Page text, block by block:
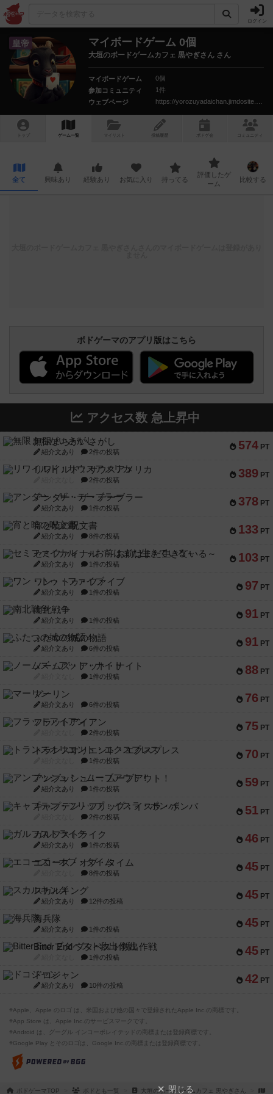
ログイン
皇帝 マイボードゲーム 0個
大垣のボードゲームカフェ 黒やぎさん さん
マイボードゲーム
0個
参加コミュニティ
1件
ウェブページ
トップ ゲーム一覧 マイリスト 投稿履歴 ボ ドゲ コミュニティ
全て 興味あり 経験あり お気に入り 持ってる
評価したゲ
ーム
比較する
ボドゲーマのアプリ版はこちら
アクセス数 急上昇中
574 PT
無限まちがいさがし
紹介文あり 2件の投稿
389 PT
リワイルド：サウスアメリカ
2件の投稿
378 PT
アンダー・ザ・テーブラー
紹介文あり 1件の投稿
133 PT
宵と暁の呪文書
紹介文あり 8件の投稿
103 PT
セミファイナル ～お前はまだ生きている～
紹介文あり 1件の投稿
97 PT
ワン・トゥ・ファイブ
紹介文あり 1件の投稿
91 PT
南北戦争
紹介文あり 1件の投稿
91 PT
ふたつの城の物語
紹介文あり 6件の投稿
88 PT
ノームズ・アット・ナイト
1件の投稿
76 PT
マーリン
紹介文あり 6件の投稿
75 PT
フラットアイアン
2件の投稿
70 PT
トランスオリエント・エクスプレス
1件の投稿
59 PT
アンブッシュ！：ムーブアウト！
紹介文あり 1件の投稿
51 PT
キャプテン・フリップ：イスラ・ボンバ
2件の投稿
46 PT
ガルフストライク
紹介文あり 1件の投稿
45 PT
エコーズ・オブ・タイム
8件の投稿
45 PT
スカルキング
紹介文あり 12件の投稿
45 PT
海兵隊
紹介文あり 1件の投稿
45 PT
Bitter End ブタペスト救出作戦
1件の投稿
42 PT
ドコジャン
紹介文あり 10件の投稿
※Apple、Apple のロゴ は、米国および他の国々で登録されたApple Inc.の商標です。
※App Store は、Apple Inc.のサービスマークです。
※Android は、グーグル インコーポレイテッドの商標または登録商標です。
※Google Play とそのロゴは、Google Inc.の商標または登録商標です。
ボドゲーマTOP ボドとも一覧 大垣のボードゲームカフェ 黒やぎさん
閉じる